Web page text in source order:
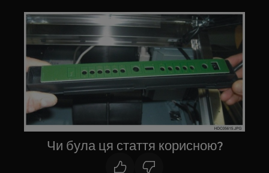
Чи була ця стаття корисною?